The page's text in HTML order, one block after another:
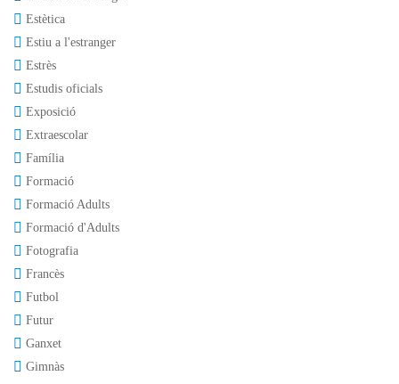
Estètica
Estiu a l'estranger
Estrès
Estudis oficials
Exposició
Extraescolar
Família
Formació
Formació Adults
Formació d'Adults
Fotografia
Francès
Futbol
Futur
Ganxet
Gimnàs